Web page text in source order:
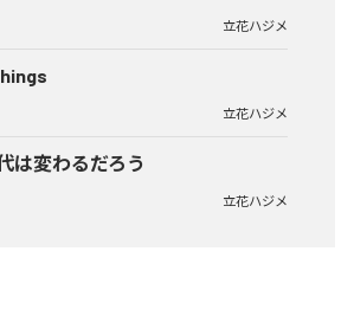
立花ハジメ
立花ハジメ
は変わるだろう
立花ハジメ